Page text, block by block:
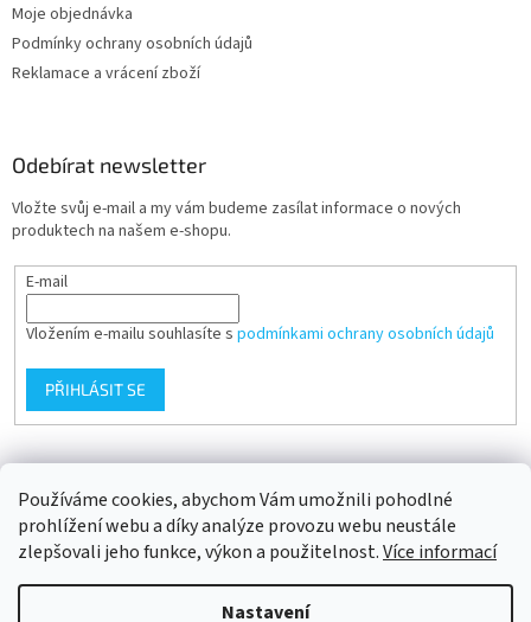
Používáme cookies, abychom Vám umožnili pohodlné
prohlížení webu a díky analýze provozu webu neustále
zlepšovali jeho funkce, výkon a použitelnost.Více informací
Nastavení
Moje objednávka
Podmínky ochrany osobních údajů
Reklamace a vrácení zboží
Odebírat newsletter
Vložte svůj e-mail a my vám budeme zasílat informace o nových
produktech na našem e-shopu.
E-mail
Vložením e-mailu souhlasíte s podmínkami ochrany osobních údajů
PŘIHLÁSIT SE